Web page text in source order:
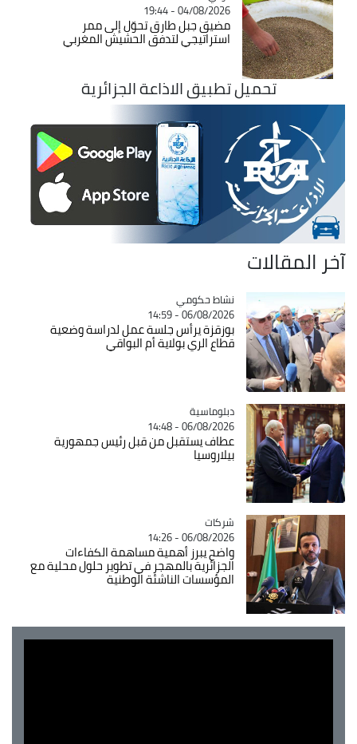
04/08/2026 - 19:44
مضيق جبل طارق تحوّل إلى ممر
استراتيجي لتدفق الحشيش المغربي
تحميل تطبيق الاذاعة الجزائرية
آخر المقالات
Catégorie
نشاط حكومي
06/08/2026 - 14:59
بوزقزة يرأس جلسة عمل لدراسة وضعية
قطاع الري بولاية أم البواقي
Catégorie
دبلوماسية
06/08/2026 - 14:48
عطاف يستقبل من قبل رئيس جمهورية
بيلاروسيا
Catégorie
شركات
06/08/2026 - 14:26
واضح يبرز أهمية مساهمة الكفاءات
الجزائرية بالمهجر في تطوير حلول محلية مع
المؤسسات الناشئة الوطنية